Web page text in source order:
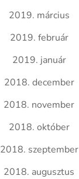
2019. március
2019. február
2019. január
2018. december
2018. november
2018. október
2018. szeptember
2018. augusztus